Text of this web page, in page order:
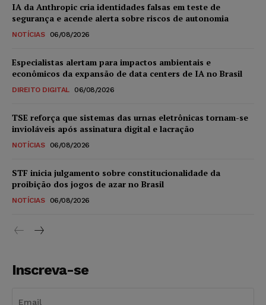
IA da Anthropic cria identidades falsas em teste de
segurança e acende alerta sobre riscos de autonomia
NOTÍCIAS 06/08/2026
Especialistas alertam para impactos ambientais e
econômicos da expansão de data centers de IA no Brasil
DIREITO DIGITAL 06/08/2026
TSE reforça que sistemas das urnas eletrônicas tornam-se
invioláveis após assinatura digital e lacração
NOTÍCIAS 06/08/2026
STF inicia julgamento sobre constitucionalidade da
proibição dos jogos de azar no Brasil
NOTÍCIAS 06/08/2026
Inscreva-se